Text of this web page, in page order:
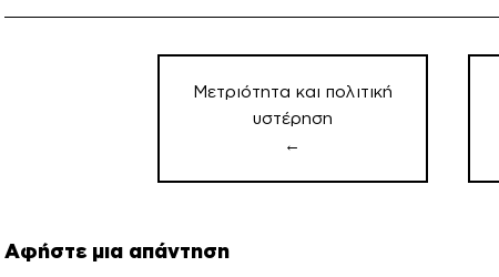
Πλοήγηση
άρθρωνΜετριότητα και πολιτική
υστέρηση
←
Αφήστε μια απάντηση